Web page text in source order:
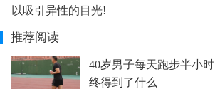
以吸引异性的目光!
推荐阅读
40岁男子每天跑步半小
终得到了什么